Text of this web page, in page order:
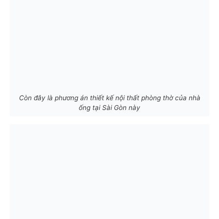
Còn đây là phương án thiết kế nội thất phòng thờ của nhà
ống tại Sài Gòn này